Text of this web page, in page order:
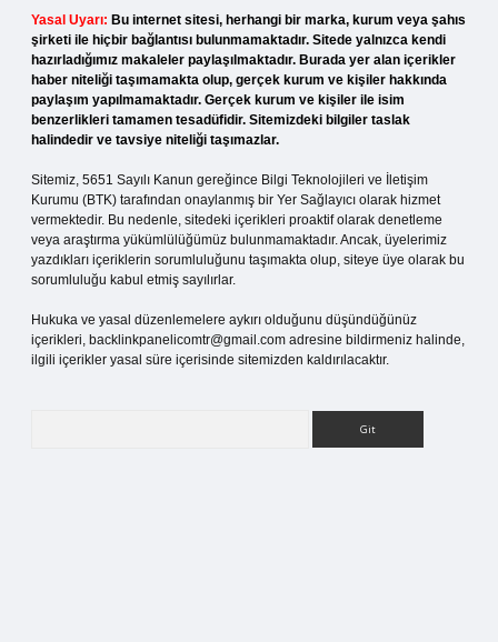
Yasal Uyarı: Bu internet sitesi, herhangi bir marka, kurum veya şahıs
şirketi ile hiçbir bağlantısı bulunmamaktadır. Sitede yalnızca kendi
hazırladığımız makaleler paylaşılmaktadır. Burada yer alan içerikler
haber niteliği taşımamakta olup, gerçek kurum ve kişiler hakkında
paylaşım yapılmamaktadır. Gerçek kurum ve kişiler ile isim
benzerlikleri tamamen tesadüfidir. Sitemizdeki bilgiler taslak
halindedir ve tavsiye niteliği taşımazlar.
Sitemiz, 5651 Sayılı Kanun gereğince Bilgi Teknolojileri ve İletişim
Kurumu (BTK) tarafından onaylanmış bir Yer Sağlayıcı olarak hizmet
vermektedir. Bu nedenle, sitedeki içerikleri proaktif olarak denetleme
veya araştırma yükümlülüğümüz bulunmamaktadır. Ancak, üyelerimiz
yazdıkları içeriklerin sorumluluğunu taşımakta olup, siteye üye olarak bu
sorumluluğu kabul etmiş sayılırlar.
Hukuka ve yasal düzenlemelere aykırı olduğunu düşündüğünüz
içerikleri, backlinkpanelicomtr@gmail.com adresine bildirmeniz halinde,
ilgili içerikler yasal süre içerisinde sitemizden kaldırılacaktır.